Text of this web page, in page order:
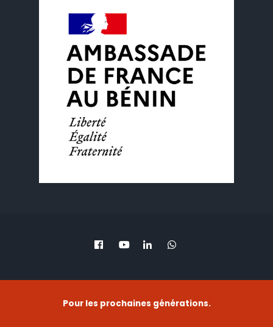
Pour les prochaines générations.